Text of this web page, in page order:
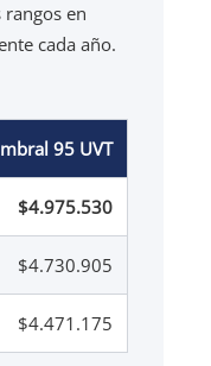
rangos en
cada año.
95 UVT
$4.975.530
$4.730.905
$4.471.175